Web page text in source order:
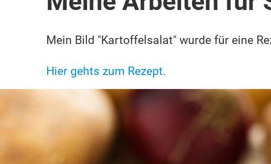
Mein Bild "Kartoffelsalat" wurde für eine
Hier gehts zum Rezept.